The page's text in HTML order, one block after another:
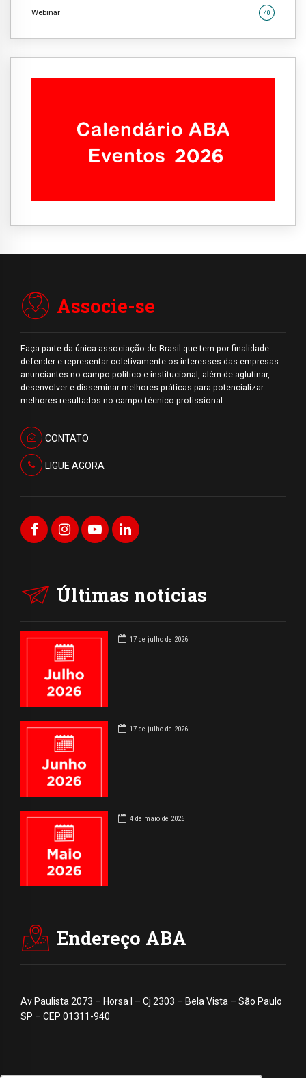
Webinar 40
Associe-se
Faça parte da única associação do Brasil que tem por finalidade
defender e representar coletivamente os interesses das empresas
anunciantes no campo político e institucional, além de aglutinar,
desenvolver e disseminar melhores práticas para potencializar
melhores resultados no campo técnico-profissional.
CONTATO
LIGUE AGORA
Últimas notícias
17 de julho de 2026
17 de julho de 2026
4 de maio de 2026
Endereço ABA
Av Paulista 2073 – Horsa I – Cj 2303 – Bela Vista – São Paulo
SP – CEP 01311-940